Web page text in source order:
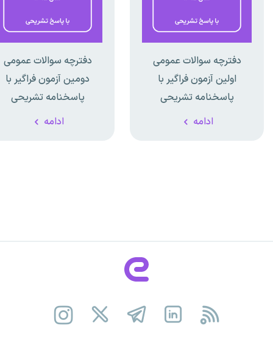
دفترچه سوالات عمومی
اولین آزمون فراگیر با
پاسخنامه تشریحی
ادامه
دفترچه سوالات عمومی
دومین آزمون فراگیر با
پاسخنامه تشریحی
ادامه